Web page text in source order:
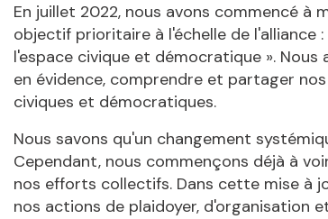
En juillet 2022, nous avons commencé
objectif prioritaire à l'échelle de l'alliance
l'espace civique et démocratique ».
en évidence, comprendre et partager
civiques et démocratiques.
Nous savons qu'un changement
Cependant, nous commençons déjà à
nos efforts collectifs. Dans cette mise à
nos actions de plaidoyer, d'organisation